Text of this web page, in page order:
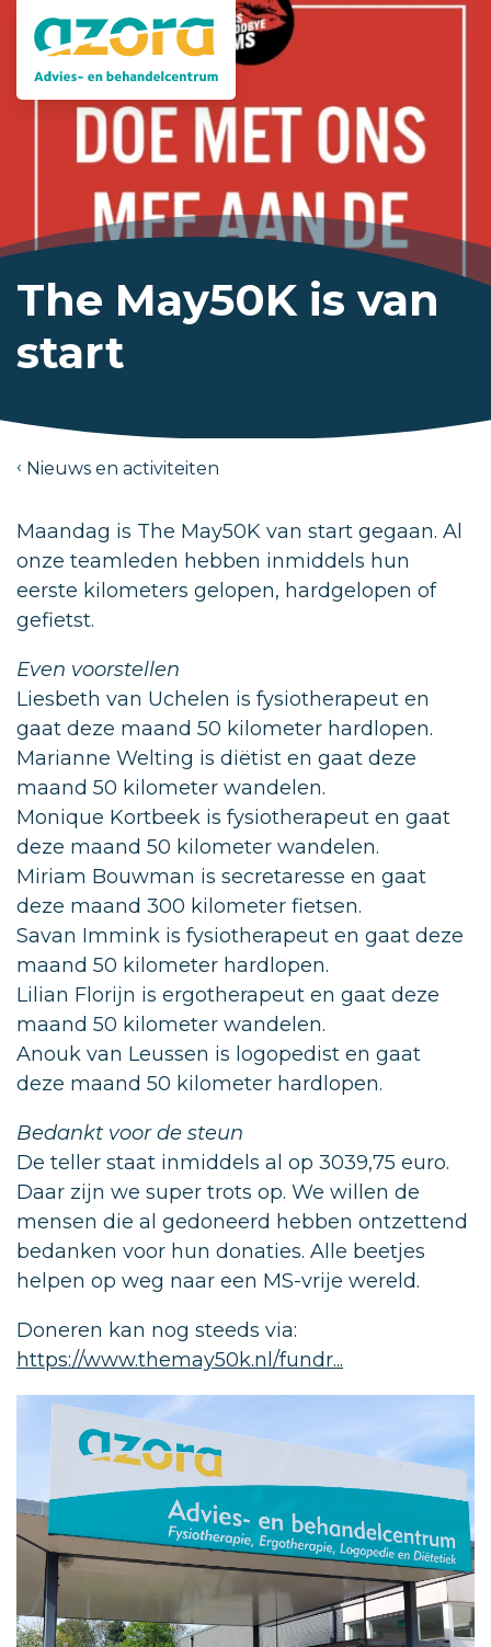
The May50K is van
start
Nieuws en activiteiten
Maandag is The May50K van start gegaan. Al
onze teamleden hebben inmiddels hun
eerste kilometers gelopen, hardgelopen of
gefietst.
Even voorstellen
Liesbeth van Uchelen is fysiotherapeut en
gaat deze maand 50 kilometer hardlopen.
Marianne Welting is diëtist en gaat deze
maand 50 kilometer wandelen.
Monique Kortbeek is fysiotherapeut en gaat
deze maand 50 kilometer wandelen.
Miriam Bouwman is secretaresse en gaat
deze maand 300 kilometer fietsen.
Savan Immink is fysiotherapeut en gaat deze
maand 50 kilometer hardlopen.
Lilian Florijn is ergotherapeut en gaat deze
maand 50 kilometer wandelen.
Anouk van Leussen is logopedist en gaat
deze maand 50 kilometer hardlopen.
Bedankt voor de steun
De teller staat inmiddels al op 3039,75 euro.
Daar zijn we super trots op. We willen de
mensen die al gedoneerd hebben ontzettend
bedanken voor hun donaties. Alle beetjes
helpen op weg naar een MS-vrije wereld.
Doneren kan nog steeds via:
https://www.themay50k.nl/fundr...